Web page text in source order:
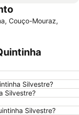
de Coimbra
Coimbra
Curral do Negro Gouveia
Celas
Pena
Cruz do Buçaco
Couço-Mouraz,
Silvestre?
Silvestre?
Silvestre?